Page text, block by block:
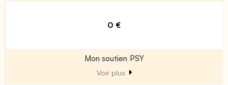
0 €
Mon soutien PSY
Voir plus